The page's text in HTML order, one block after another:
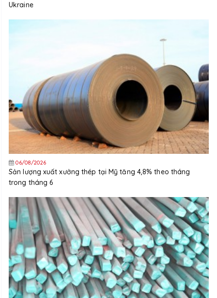
Ukraine
06/08/2026
Sản lượng xuất xưởng thép tại Mỹ tăng 4,8% theo tháng
trong tháng 6